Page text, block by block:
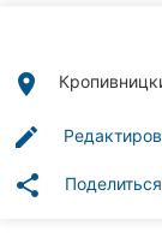
клиники
Автошколы
place
edit
share